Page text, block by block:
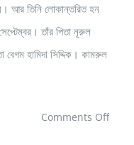
আর তিনি লোকান্তরিত হন
তাঁর পিতা নূরুল
বেগম হামিদা সিদ্দিক। কামরুল
Comments Offon